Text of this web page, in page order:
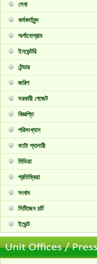
সেবা
কর্মকর্তাবৃন্দ
অর্গানোগ্রাম
ইনভেন্টরি
টেন্ডার
জরিপ
সরকারী গেজেট
বিজ্ঞপ্তি
পরিসংখ্যান
ফটো গ্যালারী
মিডিয়া
প্রতিক্রিয়া
সংবাদ
সিটিজেন চার্ট
ইভেন্ট